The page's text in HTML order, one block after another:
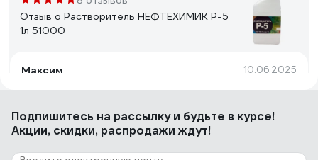
Отзыв о Растворитель НЕФТЕХИМИК Р-5
1л 51000
Максим 10.06.2025
Покупаю не в первый раз. Краску разбавлять, краску и
23 отзыва
Подпишитесь на рассылкуи будьте в курсе!
Акции, скидки, распродажи ждут!